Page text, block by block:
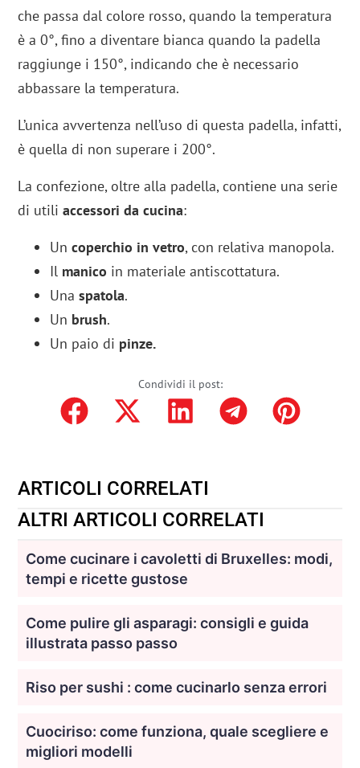
che passa dal colore rosso, quando la temperatura
è a 0°, fino a diventare bianca quando la padella
raggiunge i 150°, indicando che è necessario
abbassare la temperatura.
L’unica avvertenza nell’uso di questa padella, infatti,
è quella di non superare i 200°.
La confezione, oltre alla padella, contiene una serie
di utiliaccessori da cucina:
Uncoperchio in vetro, con relativa manopola.
Il manico in materiale antiscottatura.
Unaspatola.
Un brush.
Un paio di pinze.
Condividi il post:
ARTICOLI CORRELATI
ALTRI ARTICOLI CORRELATI
Come cucinare i cavoletti di Bruxelles: modi,
tempi e ricette gustose
Come pulire gli asparagi: consigli e guida
illustrata passo passo
Riso per sushi : come cucinarlo senza errori
Cuociriso: come funziona, quale scegliere e
migliori modelli